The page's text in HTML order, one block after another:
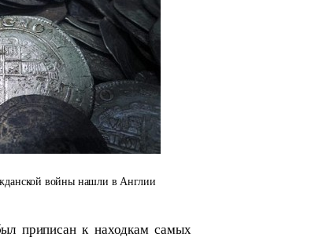
войны нашли в Англии
приписан к находкам самых